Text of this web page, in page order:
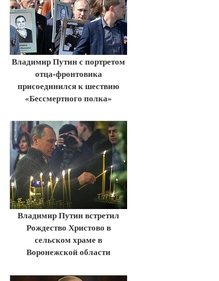
Владимир Путин с портретом
отца-фронтовика
присоединился к шествию
«Бессмертного полка»
Владимир Путин встретил
Рождество Христово в
сельском храме в
Воронежской области